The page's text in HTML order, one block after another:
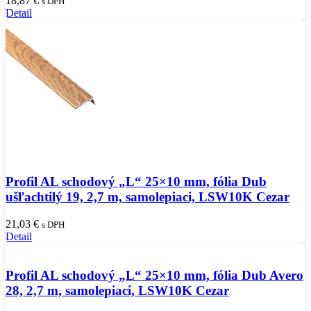
Detail
Profil AL schodový „L“ 25×10 mm, fólia Dub
ušľachtilý 19, 2,7 m, samolepiaci, LSW10K Cezar
21,03 € s DPH
Detail
Profil AL schodový „L“ 25×10 mm, fólia Dub Avero
28, 2,7 m, samolepiaci, LSW10K Cezar